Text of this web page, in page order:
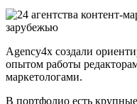
Agency4x создали
опытом работы
маркетологами.
В портфолио есть